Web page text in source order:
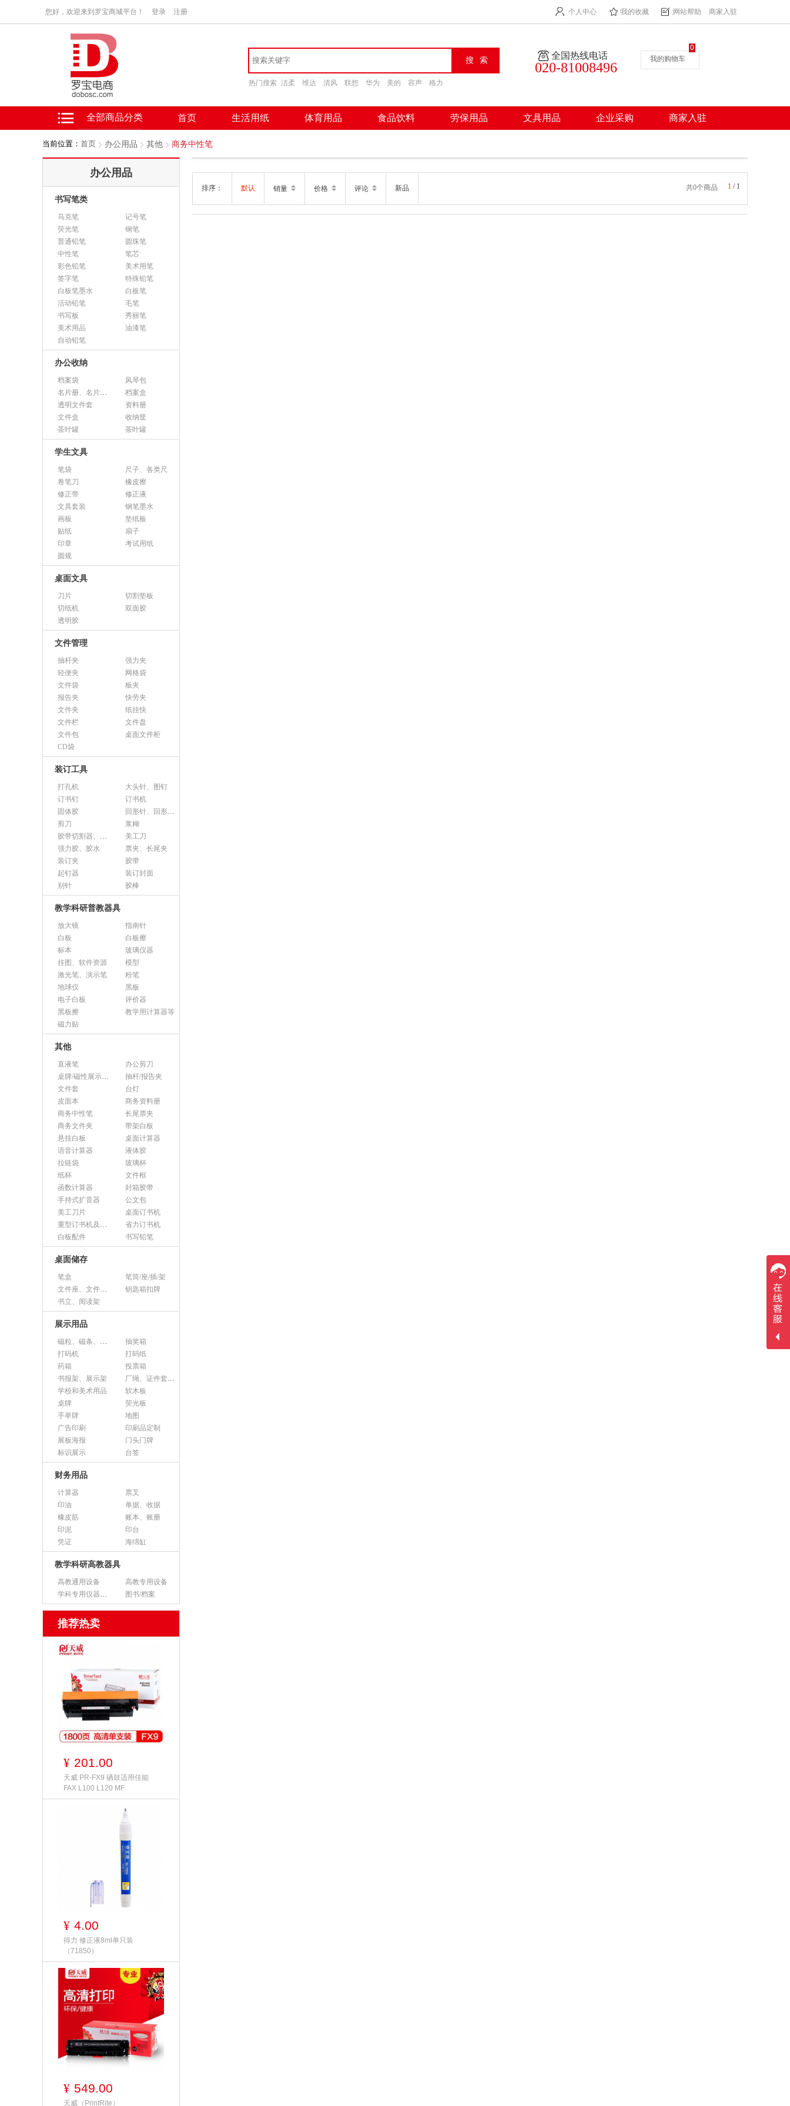
您好，欢迎来到罗宝商城平台！ 登录 注册 个人中心 我的收藏 网站帮助 商家入驻
热门搜索 洁柔 维达 清风 联想 华为 美的 容声 格力
全国热线电话
020-81008496
我的购物车
0
全部商品分类 首页 生活用纸 体育用品 食品饮料 劳保用品 文具用品 企业采购 商家入驻
当前位置： 首页 办公用品 其他 商务中性笔
办公用品
书写笔类
马克笔
记号笔
荧光笔
钢笔
普通铅笔
圆珠笔
中性笔
笔芯
彩色铅笔
美术用笔
签字笔
特殊铅笔
白板笔墨水
白板笔
活动铅笔
毛笔
书写板
秀丽笔
美术用品
油漆笔
自动铅笔
办公收纳
档案袋
风琴包
名片册、名片盒、名片座
档案盒
透明文件套
资料册
文件盒
收纳筐
茶叶罐
茶叶罐
学生文具
笔袋
尺子、各类尺
卷笔刀
橡皮擦
修正带
修正液
文具套装
钢笔墨水
画板
垫纸板
贴纸
扇子
印章
考试用纸
圆规
桌面文具
刀片
切割垫板
切纸机
双面胶
透明胶
文件管理
抽杆夹
强力夹
轻便夹
网格袋
文件袋
板夹
报告夹
快劳夹
文件夹
纸挂快
文件栏
文件盘
文件包
桌面文件柜
CD袋
装订工具
打孔机
大头针、图钉
订书钉
订书机
固体胶
回形针、回形针盒
剪刀
浆糊
胶带切割器、胶带座、封箱器
美工刀
强力胶、胶水
票夹、长尾夹
装订夹
胶带
起钉器
装订封面
别针
胶棒
教学科研普教器具
放大镜
指南针
白板
白板擦
标本
玻璃仪器
挂图、软件资源
模型
激光笔、演示笔
粉笔
地球仪
黑板
电子白板
评价器
黑板擦
教学用计算器等
磁力贴
其他
直液笔
办公剪刀
桌牌/磁性展示帖/证件框
抽杆/报告夹
文件套
台灯
皮面本
商务资料册
商务中性笔
长尾票夹
商务文件夹
带架白板
悬挂白板
桌面计算器
语音计算器
液体胶
拉链袋
玻璃杯
纸杯
文件框
函数计算器
封箱胶带
手持式扩音器
公文包
美工刀片
桌面订书机
重型订书机及其它
省力订书机
白板配件
书写铅笔
桌面储存
笔盒
笔筒/座/插/架
文件座、文件架、文件框
钥匙箱扣牌
书立、阅读架
展示用品
磁粒、磁条、磁片
抽奖箱
打码机
打码纸
药箱
投票箱
书报架、展示架
厂绳、证件套、卡套
学校和美术用品
软木板
桌牌
荧光板
手举牌
地图
广告印刷
印刷品定制
展板海报
门头门牌
标识展示
台签
财务用品
计算器
票叉
印油
单据、收据
橡皮筋
账本、账册
印泥
印台
凭证
海绵缸
教学科研高教器具
高教通用设备
高教专用设备
学科专用仪器设备
图书/档案
推荐热卖
¥ 201.00
天威 PR-FX9 硒鼓适用佳能
FAX L100 L120 MF
¥ 4.00
得力 修正液8ml单只装
（71850）
¥ 549.00
天威（PrintRite）
排序： 默认 销量 价格 评论 新品 共0个商品 1 / 1